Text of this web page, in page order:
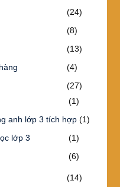
(24)
(8)
(13)
(4)
(27)
(1)
anh lớp 3 tích hợp(1)
lớp 3
(1)
(6)
(14)